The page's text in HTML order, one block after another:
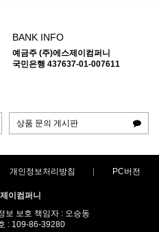
BANK INFO
예금주 (주)에스제이컴퍼니
국민은행 437637-01-007611
상품 문의 게시판
개인정보처리방침 PC버전
이컴퍼니
보 보호 책임자 : 오승동
: 109-86-39280